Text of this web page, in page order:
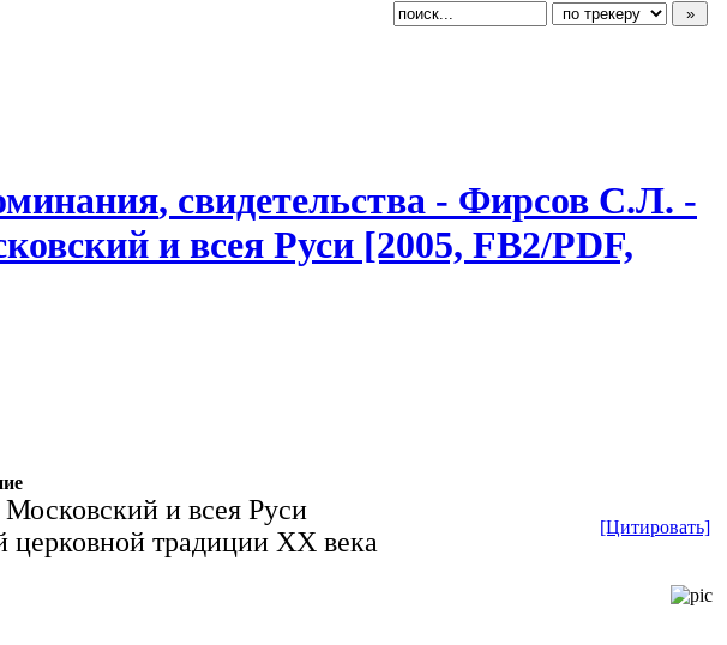
​, свидетельств​а - Фирсов С.Л. -
и всея Руси [2005, FB2/PDF,
[Цитировать]
и всея Руси
церковной традиции XX века